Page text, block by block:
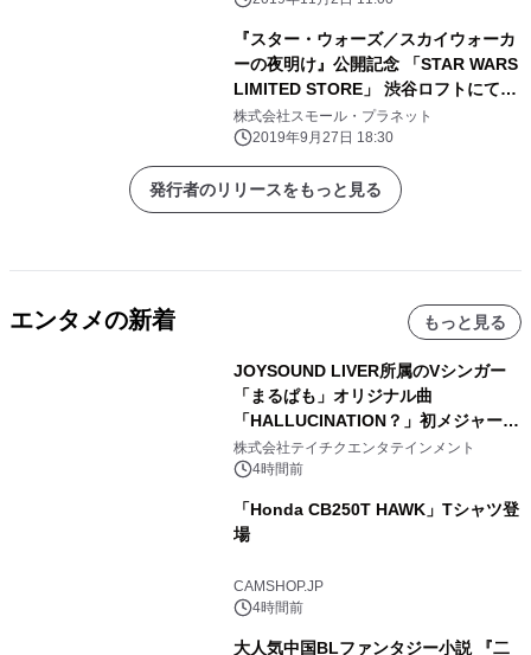
『スター・ウォーズ／スカイウォーカ
ーの夜明け』公開記念 「STAR WARS
LIMITED STORE」 渋谷ロフトにて10
月4日（金）よりオープン！ “FORCE
FRIDAY III”に合わせ午前0時1分から
もオープン！
株式会社スモール・プラネット
2019年9月27日 18:30
発行者のリリースをもっと見る
エンタメの新着 もっと見る
JOYSOUND LIVER所属のVシンガー
「まるぱも」オリジナル曲
「HALLUCINATION？」初メジャー配
信リリース決定！
株式会社テイチクエンタテインメント
4時間前
「Honda CB250T HAWK」Tシャツ登
場
CAMSHOP.JP
4時間前
大人気中国BLファンタジー小説 『二